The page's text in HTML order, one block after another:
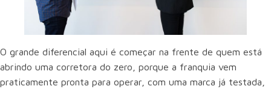
O grande diferencial aqui é começar na frente de quem está
abrindo uma corretora do zero, porque a franquia vem
praticamente pronta para operar, com uma marca já testada,